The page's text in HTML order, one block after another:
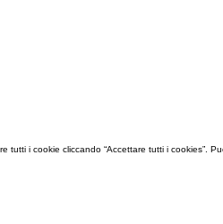
tutti i cookie cliccando “Accettare tutti i cookies”.